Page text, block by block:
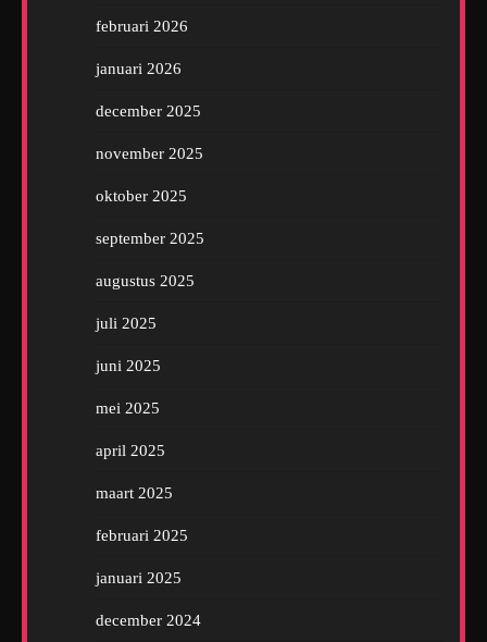
februari 2026
januari 2026
december 2025
november 2025
oktober 2025
september 2025
augustus 2025
juli 2025
juni 2025
mei 2025
april 2025
maart 2025
februari 2025
januari 2025
december 2024